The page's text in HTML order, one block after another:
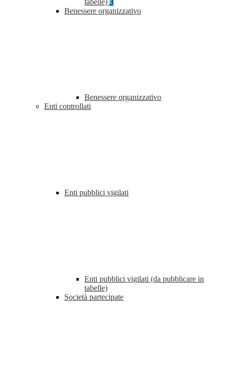
tabelle) 3
Benessere organizzativo
Benessere organizzativo
Enti controllati
Enti pubblici vigilati
Enti pubblici vigilati (da pubblicare in
tabelle)
Società partecipate